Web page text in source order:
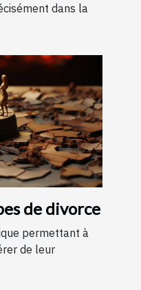
dans la
de divorce
permettant à
de leur